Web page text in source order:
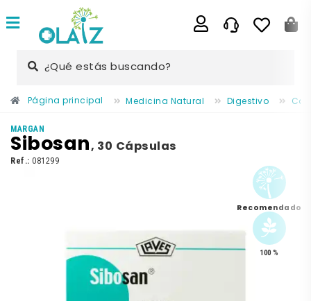
¿Qué estás buscando?
Página principal Medicina Natural Digestivo
MARGAN
Sibosan, 30 Cápsulas
Ref.: 081299
Recomendado
100 %